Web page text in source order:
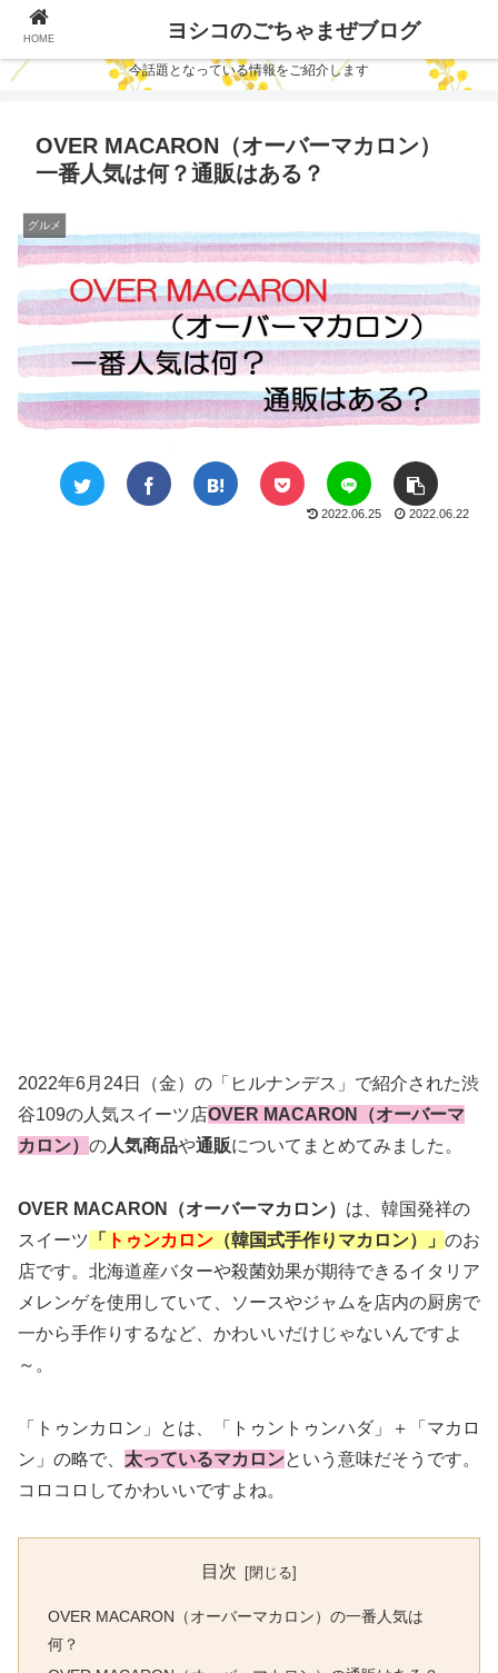
今話題となっている情報をご紹介します
OVER MACARON（オーバーマカロン）
一番人気は何？通販はある？
グルメ
2022.06.25 2022.06.22
2022年6月24日（金）の「ヒルナンデス」で紹介された渋
谷109の人気スイーツ店OVER MACARON（オーバーマ
カロン） の人気商品や通販についてまとめてみました。
OVER MACARON（オーバーマカロン） は、韓国発祥の
スイーツ 「 トゥンカロン （韓国式手作りマカロン）」 のお
店です。北海道産バターや殺菌効果が期待できるイタリア
メレンゲを使用していて、ソースやジャムを店内の厨房で
一から手作りするなど、かわいいだけじゃないんですよ
～。
「トゥンカロン」とは、「トゥントゥンハダ」＋「マカロ
ン」の略で、 太っているマカロンという意味だそうです。
コロコロしてかわいいですよね。
目次
OVER MACARON（オーバーマカロン）の一番人気は
何？
HOME ヨシコのごちゃまぜブログ